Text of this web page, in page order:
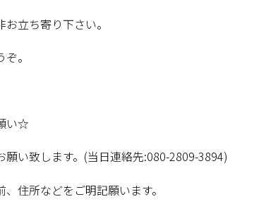
立ち寄り下さい。
。
い☆
願い致します。(当日連絡先:080-2809-3894)
住所などをご明記願います。